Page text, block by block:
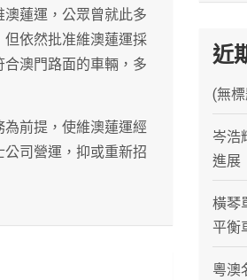
蓮運，公眾曾就此多
依然批准維澳蓮運採
澳門路面的車輛，多
前提，使維澳蓮運經
司營運，抑或重新招
近
(無
岑浩
進展
橫琴
平衡
粵澳